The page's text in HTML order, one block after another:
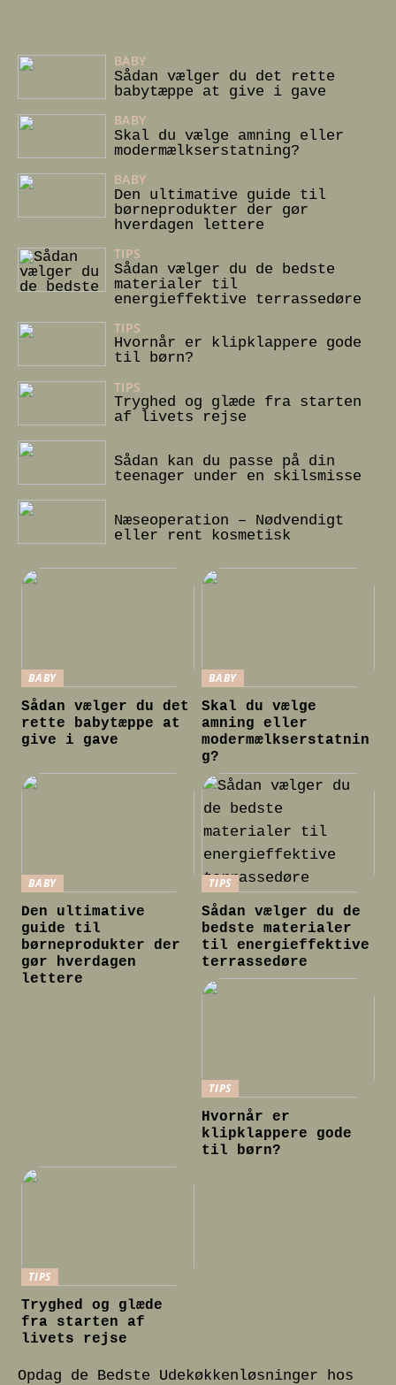
BABY
Sådan vælger du det rette
babytæppe at give i gave
BABY
Skal du vælge amning eller
modermælkserstatning?
BABY
Den ultimative guide til
børneprodukter der gør
hverdagen lettere
TIPS
Sådan vælger du de bedste
materialer til
energieffektive terrassedøre
TIPS
Hvornår er klipklappere gode
til børn?
TIPS
Tryghed og glæde fra starten
af livets rejse
Sådan kan du passe på din
teenager under en skilsmisse
Næseoperation – Nødvendigt
eller rent kosmetisk
BABY
Sådan vælger du det
rette babytæppe at
give i gave
BABY
Skal du vælge
amning eller
modermælkserstatnin
g?
BABY
Den ultimative
guide til
børneprodukter der
gør hverdagen
lettere
TIPS
Sådan vælger du de
bedste materialer
til energieffektive
terrassedøre
TIPS
Hvornår er
klipklappere gode
til børn?
TIPS
Tryghed og glæde
fra starten af
livets rejse
Opdag de Bedste Udekøkkenløsninger hos